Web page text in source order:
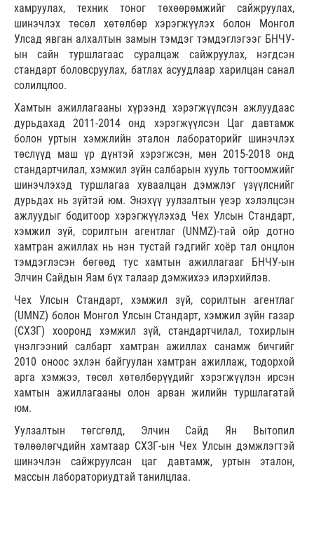
хамруулах, техник тоног төхөөрөмжийг сайжруулах,
шинэчлэх төсөл хөтөлбөр хэрэгжүүлэх болон Монгол
Улсад явган алхалтын замын тэмдэг тэмдэглэгээг БНЧУ-
ын сайн туршлагаас суралцаж сайжруулах, нэгдсэн
стандарт боловсруулах, батлах асуудлаар харилцан санал
солилцлоо.
Хамтын ажиллагааны хүрээнд хэрэгжүүлсэн ажлуудаас
дурьдахад 2011-2014 онд хэрэгжүүлсэн Цаг давтамж
болон уртын хэмжлийн эталон лабораторийг шинэчлэх
төслүүд маш үр дүнтэй хэрэгжсэн, мөн 2015-2018 онд
стандартчилал, хэмжил зүйн салбарын хууль тогтоомжийг
шинэчлэхэд туршлагаа хуваалцан дэмжлэг үзүүлснийг
дурьдах нь зүйтэй юм. Энэхүү уулзалтын үеэр хэлэлцсэн
ажлуудыг бодитоор хэрэгжүүлэхэд Чех Улсын Стандарт,
хэмжил зүй, сорилтын агентлаг (UNMZ)-тай ойр дотно
хамтран ажиллах нь нэн тустай гэдгийг хоёр тал онцлон
тэмдэглэсэн бөгөөд тус хамтын ажиллагааг БНЧУ-ын
Элчин Сайдын Яам бүх талаар дэмжихээ илэрхийлэв.
Чех Улсын Стандарт, хэмжил зүй, сорилтын агентлаг
(UMNZ) болон Монгол Улсын Стандарт, хэмжил зүйн газар
(СХЗГ) хооронд хэмжил зүй, стандартчилал, тохирлын
үнэлгээний салбарт хамтран ажиллах санамж бичгийг
2010 оноос эхлэн байгуулан хамтран ажиллаж, тодорхой
арга хэмжээ, төсөл хөтөлбөрүүдийг хэрэгжүүлэн ирсэн
хамтын ажиллагааны олон арван жилийн туршлагатай
юм.
Уулзалтын төгсгөлд, Элчин Сайд Ян Вытопил
төлөөлөгчдийн хамтаар СХЗГ-ын Чех Улсын дэмжлэгтэй
шинэчлэн сайжруулсан цаг давтамж, уртын эталон,
массын лабораториудтай танилцлаа.